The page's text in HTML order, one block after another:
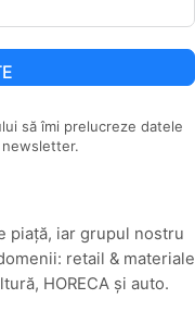
să îmi prelucreze datele
piață, iar grupul nostru
retail & materiale
HORECA și auto.